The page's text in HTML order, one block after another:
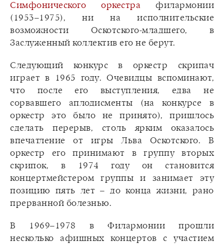
Симфонического оркестра филармонии
(1953–1975), ни на исполнительские
возможности Оскотского-младшего, в
Заслуженный коллектив его не берут.
Следующий конкурс в оркестр скрипач
играет в 1965 году. Очевидцы вспоминают,
что после его выступления, едва не
сорвавшего аплодисменты (на конкурсе в
оркестр это было не принято), пришлось
сделать перерыв, столь ярким оказалось
впечатление от игры Льва Оскотского. В
оркестр его принимают в группу вторых
скрипок, в 1974 году он становится
концертмейстером группы и занимает эту
позицию пять лет – до конца жизни, рано
прерванной болезнью.
В 1969–1978 в Филармонии прошли
несколько афишных концертов с участием